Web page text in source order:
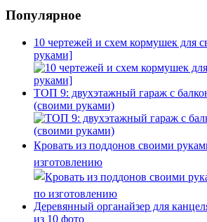
Популярное
10 чертежей и схем кормушек для
руками]
ТОП 9: двухэтажный гараж с
(своими руками)
Кровать из поддонов своими
изготовлению
Деревянный органайзер для
из 10 фото